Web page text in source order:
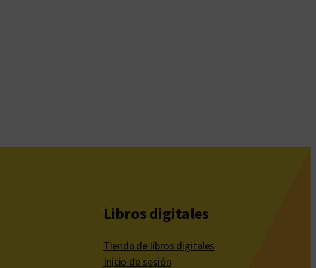
Libros digitales
Tienda de libros digitales
Inicio de sesión